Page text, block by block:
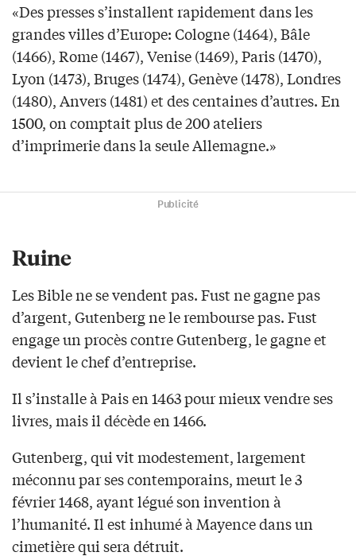
«Des presses s’installent rapidement dans les
grandes villes d’Europe: Cologne (1464), Bâle
(1466), Rome (1467), Venise (1469), Paris (1470),
Lyon (1473), Bruges (1474), Genève (1478), Londres
(1480), Anvers (1481) et des centaines d’autres. En
1500, on comptait plus de 200 ateliers
d’imprimerie dans la seule Allemagne.»
Publicité
Ruine
Les Bible ne se vendent pas. Fust ne gagne pas
d’argent, Gutenberg ne le rembourse pas. Fust
engage un procès contre Gutenberg, le gagne et
devient le chef d’entreprise.
Il s’installe à Pais en 1463 pour mieux vendre ses
livres, mais il décède en 1466.
Gutenberg, qui vit modestement, largement
méconnu par ses contemporains, meurt le 3
février 1468, ayant légué son invention à
l’humanité. Il est inhumé à Mayence dans un
cimetière qui sera détruit.